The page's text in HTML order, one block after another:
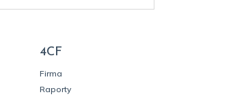
4CF
Firma
Raporty